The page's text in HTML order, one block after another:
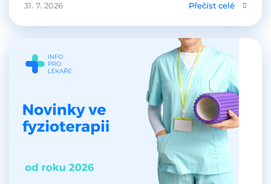
31. 7. 2026 Přečíst celé